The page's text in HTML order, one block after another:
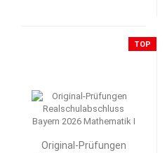
TOP
Original-Prüfungen